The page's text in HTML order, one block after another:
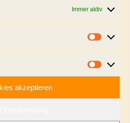
Immer aktiv
akzeptieren
entwickelt werden muss und
entdeckt, offengelegt und
werden, aber niemals für
werden.